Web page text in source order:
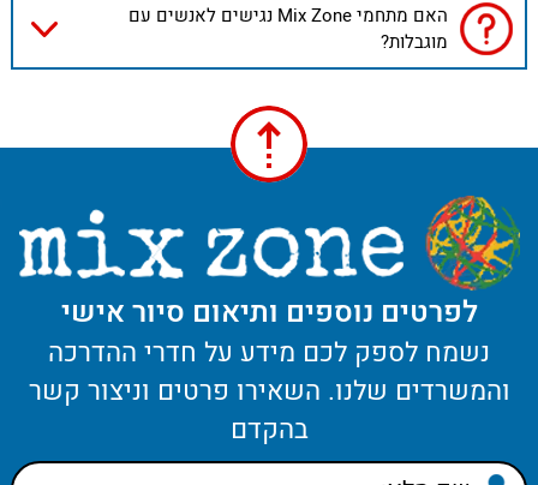
האם מתחמי Mix Zone נגישים לאנשים עם
מוגבלות?
לפרטים נוספים ותיאום סיור אישי
נשמח לספק לכם מידע על חדרי ההדרכה
והמשרדים שלנו. השאירו פרטים וניצור קשר
בהקדם